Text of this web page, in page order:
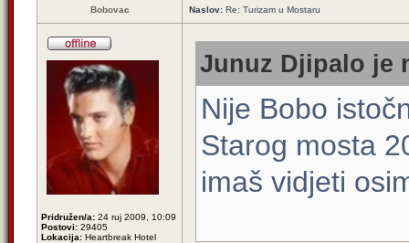
Bobovac Naslov: Re: Turizam u Mostaru
Pridružen/a: 24 ruj 2009, 10:09
Postovi: 29405
Lokacija: Heartbreak Hotel
Junuz Djipalo je
Nije Bobo
Starog mosta
imaš vidjeti